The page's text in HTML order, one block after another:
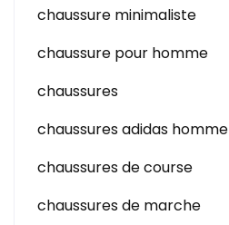
chaussure minimaliste
chaussure pour homme
chaussures
chaussures adidas homme
chaussures de course
chaussures de marche